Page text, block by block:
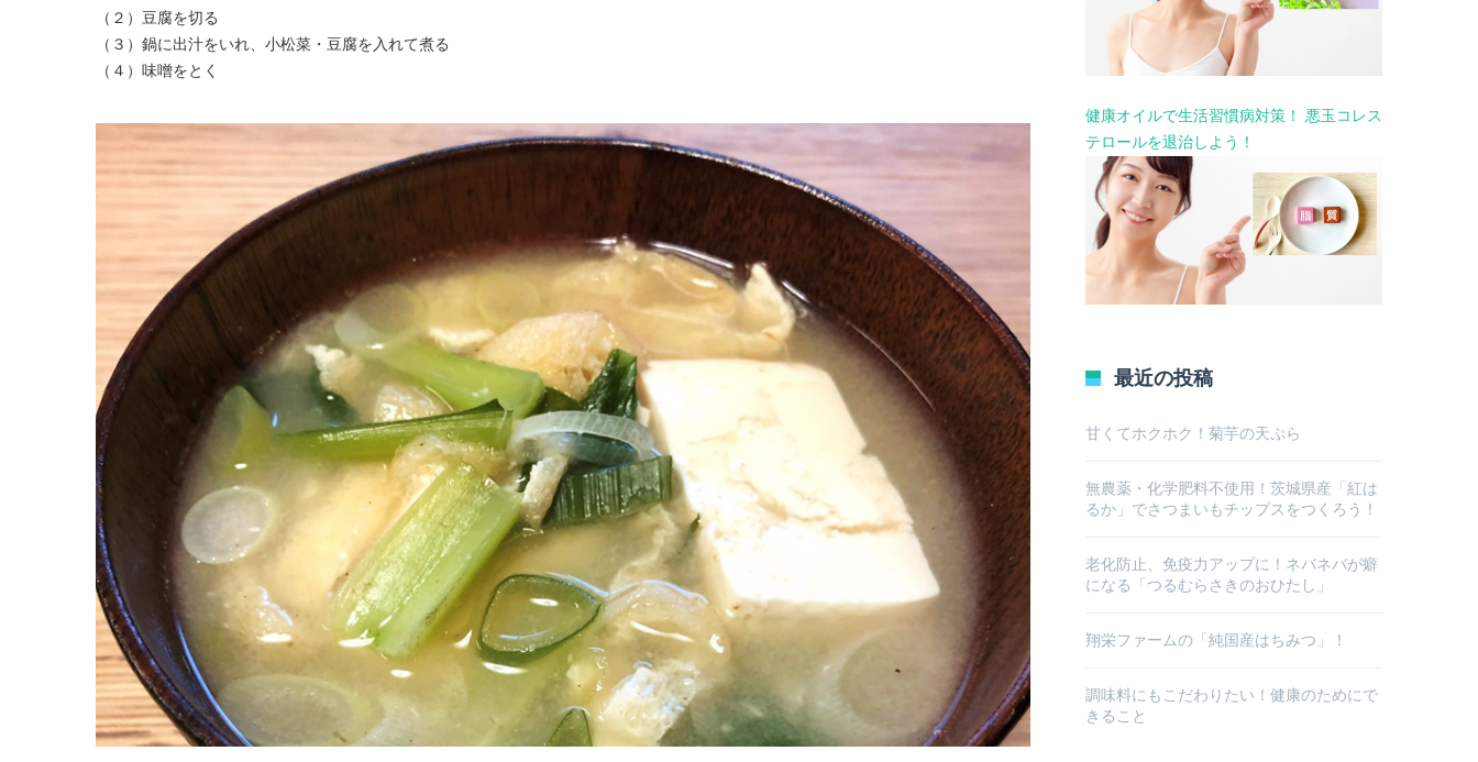
（２）豆腐を切る
（３）鍋に出汁をいれ、小松菜・豆腐を入れて煮る
（４）味噌をとく
健康オイルで生活習慣病対策！ 悪玉コレス
テロールを退治しよう！
最近の投稿
甘くてホクホク！菊芋の天ぷら
無農薬・化学肥料不使用！茨城県産「紅は
るか」でさつまいもチップスをつくろう！
老化防止、免疫力アップに！ネバネバが癖
になる「つるむらさきのおひたし」
翔栄ファームの「純国産はちみつ」！
調味料にもこだわりたい！健康のためにで
きること